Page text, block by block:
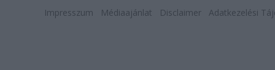
Impresszum Médiaajánlat Disclaimer Adatkezelési